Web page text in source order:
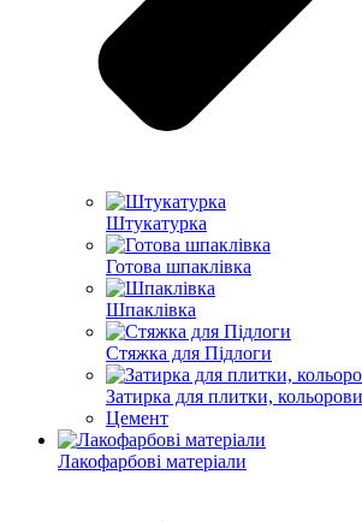
Штукатурка
Готова шпаклівка
Шпаклівка
Стяжка для Підлоги
Затирка для плитки,
Цемент
Лакофарбові матеріали